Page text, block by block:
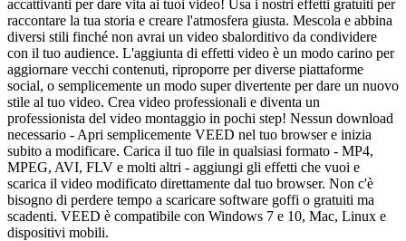
accattivanti per dare vita ai tuoi video! Usa i nostri effetti gratuiti per
raccontare la tua storia e creare l'atmosfera giusta. Mescola e abbina
diversi stili finché non avrai un video sbalorditivo da condividere
con il tuo audience. L'aggiunta di effetti video è un modo carino per
aggiornare vecchi contenuti, riproporre per diverse piattaforme
social, o semplicemente un modo super divertente per dare un nuovo
stile al tuo video. Crea video professionali e diventa un
professionista del video montaggio in pochi step! Nessun download
necessario - Apri semplicemente VEED nel tuo browser e inizia
subito a modificare. Carica il tuo file in qualsiasi formato - MP4,
MPEG, AVI, FLV e molti altri - aggiungi gli effetti che vuoi e
scarica il video modificato direttamente dal tuo browser. Non c'è
bisogno di perdere tempo a scaricare software goffi o gratuiti ma
scadenti. VEED è compatibile con Windows 7 e 10, Mac, Linux e
dispositivi mobili.